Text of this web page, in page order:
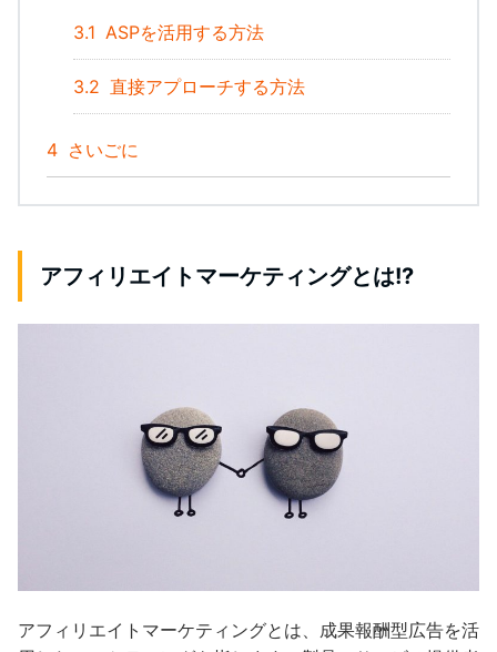
3.1 ASPを活用する方法
3.2 直接アプローチする方法
4 さいごに
アフィリエイトマーケティングとは!?
アフィリエイトマーケティングとは、成果報酬型広告を活